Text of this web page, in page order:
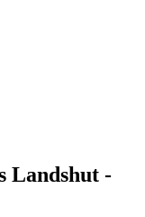
Landshut -